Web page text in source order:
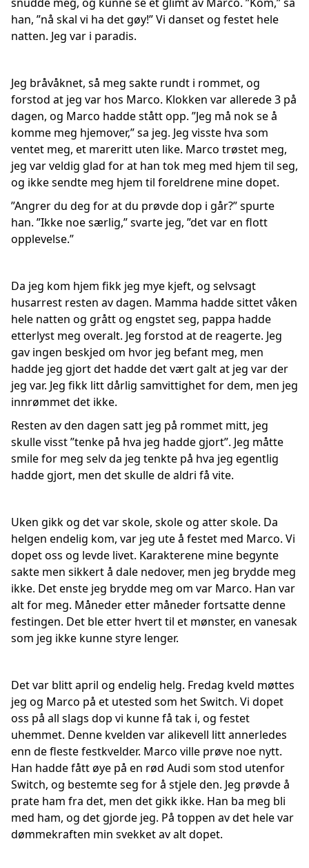
han, ”nå skal vi ha det gøy!” Vi danset og festet hele
natten. Jeg var i paradis.
Jeg bråvåknet, så meg sakte rundt i rommet, og
forstod at jeg var hos Marco. Klokken var allerede 3 på
dagen, og Marco hadde stått opp. ”Jeg må nok se å
komme meg hjemover,” sa jeg. Jeg visste hva som
ventet meg, et mareritt uten like. Marco trøstet meg,
jeg var veldig glad for at han tok meg med hjem til seg,
og ikke sendte meg hjem til foreldrene mine dopet.
”Angrer du deg for at du prøvde dop i går?” spurte
han. ”Ikke noe særlig,” svarte jeg, ”det var en flott
opplevelse.”
Da jeg kom hjem fikk jeg mye kjeft, og selvsagt
husarrest resten av dagen. Mamma hadde sittet våken
hele natten og grått og engstet seg, pappa hadde
etterlyst meg overalt. Jeg forstod at de reagerte. Jeg
gav ingen beskjed om hvor jeg befant meg, men
hadde jeg gjort det hadde det vært galt at jeg var der
jeg var. Jeg fikk litt dårlig samvittighet for dem, men jeg
innrømmet det ikke.
Resten av den dagen satt jeg på rommet mitt, jeg
skulle visst ”tenke på hva jeg hadde gjort”. Jeg måtte
smile for meg selv da jeg tenkte på hva jeg egentlig
hadde gjort, men det skulle de aldri få vite.
Uken gikk og det var skole, skole og atter skole. Da
helgen endelig kom, var jeg ute å festet med Marco. Vi
dopet oss og levde livet. Karakterene mine begynte
sakte men sikkert å dale nedover, men jeg brydde meg
ikke. Det enste jeg brydde meg om var Marco. Han var
alt for meg. Måneder etter måneder fortsatte denne
festingen. Det ble etter hvert til et mønster, en vanesak
som jeg ikke kunne styre lenger.
Det var blitt april og endelig helg. Fredag kveld møttes
jeg og Marco på et utested som het Switch. Vi dopet
oss på all slags dop vi kunne få tak i, og festet
uhemmet. Denne kvelden var alikevell litt annerledes
enn de fleste festkvelder. Marco ville prøve noe nytt.
Han hadde fått øye på en rød Audi som stod utenfor
Switch, og bestemte seg for å stjele den. Jeg prøvde å
prate ham fra det, men det gikk ikke. Han ba meg bli
med ham, og det gjorde jeg. På toppen av det hele var
dømmekraften min svekket av alt dopet.